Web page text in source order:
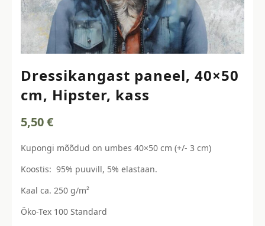
Dressikangast paneel, 40×50
cm, Hipster, kass
5,50€
Kupongi mõõdud on umbes 40×50 cm (+/- 3 cm)
Koostis: 95% puuvill, 5% elastaan.
Kaal ca. 250 g/m²
Öko-Tex 100 Standard